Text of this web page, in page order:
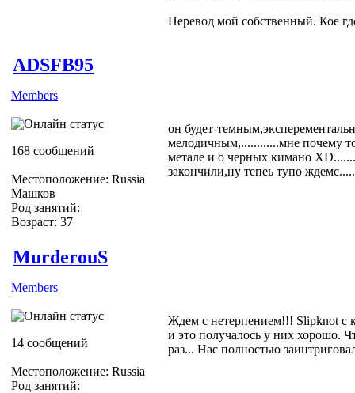
Перевод мой собственный. Кое
ADSFB95
Members
168 сообщений
Местоположение: Russia
Машков
Род занятий:
Возраст: 37
он будет-
мелодичным,............мне почему
метале и о черных кимано
закончили,ну тепеь тупо
MurderouS
Members
14 сообщений
Местоположение: Russia
Род занятий:
Ждем с нетерпением!!! Slipknot с
и это получалось у них хорошо.
раз... Нас полностью